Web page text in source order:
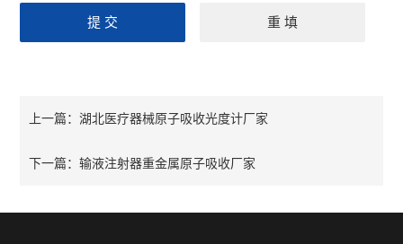
上一篇：湖北医疗器械原子吸收光度计厂家
下一篇：输液注射器重金属原子吸收厂家